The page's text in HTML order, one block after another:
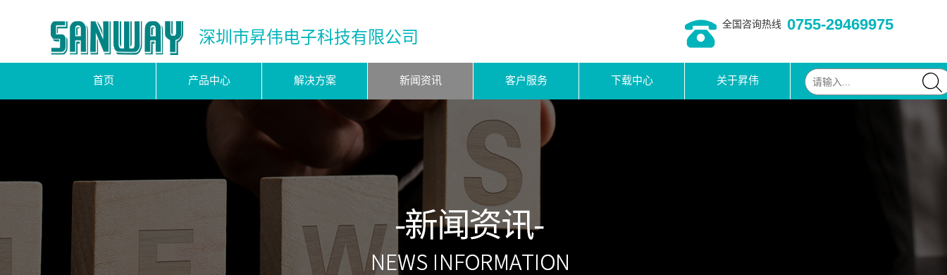
深圳市昇伟电子科技有限公司
全国咨询热线 0755-29469975
首页 产品中心 解决方案 新闻资讯 客户服务 下载中心 关于昇伟